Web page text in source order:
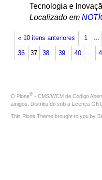
Tecnologia e
Localizado em
« 10 itens anteriores 1 …
36 37 38 39 40 …
O Plone® - CMS/WCM de Código
amigos. Distribuído sob a Licença
This Plone Theme brought to you by